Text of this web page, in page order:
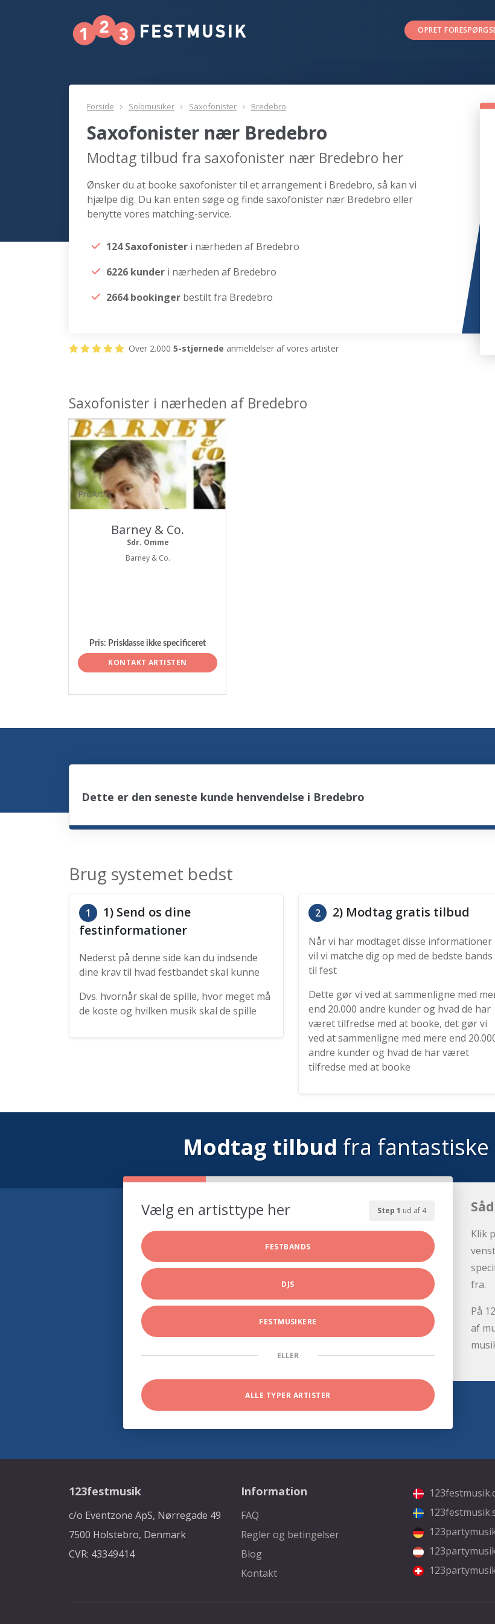
OPRET
Forside Solomusiker Saxofonister Bredebro
Saxofonister nær Bredebro
Modtag tilbud fra saxofonister nær Bredebro her
Ønsker du at booke saxofonister til et arrangement i Bredebro, så kan vi
hjælpe dig. Du kan enten søge og finde saxofonister nær Bredebro eller
benytte vores matching-service.
124 Saxofonister i nærheden af Bredebro
6226 kunder i nærheden af Bredebro
2664 bookinger bestilt fra Bredebro
Over 2.000 5-stjernede anmeldelser af vores artister
Saxofonister i nærheden af Bredebro
ProArtist
Barney & Co.
Sdr. Omme
Barney & Co.
Pris: Prisklasse ikke specificeret
KONTAKT ARTISTEN
Dette er den seneste kunde henvendelse i Bredebro
Brug systemet bedst
1
1) Send os dine
festinformationer
Nederst på denne side kan du indsende
dine krav til hvad festbandet skal kunne
Dvs. hvornår skal de spille, hvor meget må
de koste og hvilken musik skal de spille
2 2) Modtag gratis tilbud
Når vi har modtaget disse informationer
vil vi matche dig op med de bedste bands
til fest
Dette gør vi ved at sammenligne med
end 20.000 andre kunder og hvad de har
været tilfredse med at booke, det gør vi
ved at sammenligne med mere end
andre kunder og hvad de har været
tilfredse med at booke
Modtag tilbud fra
Step 1 ud af 4
Vælg en artisttype her
FESTBANDS
DJS
FESTMUSIKERE
ELLER
ALLE TYPER ARTISTER
Klik
fra.
På
af
123festmusik
c/o Eventzone ApS, Nørregade 49
7500 Holstebro, Denmark
CVR: 43349414
Information
FAQ
Regler og betingelser
Blog
Kontakt